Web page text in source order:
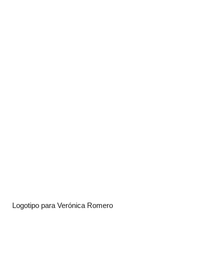
Logotipo para Verónica Romero